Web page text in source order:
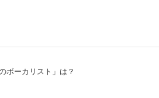
ボーカリスト」は？